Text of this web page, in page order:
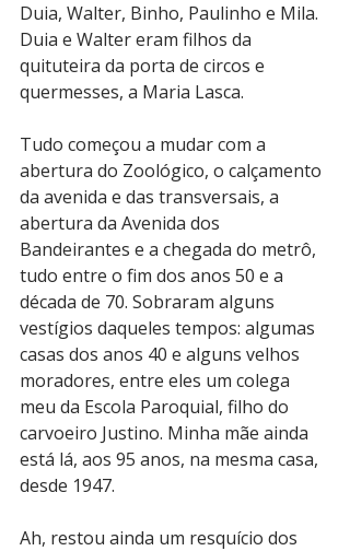
Duia, Walter, Binho, Paulinho e Mila.
Duia e Walter eram filhos da
quituteira da porta de circos e
quermesses, a Maria Lasca.
Tudo começou a mudar com a
abertura do Zoológico, o calçamento
da avenida e das transversais, a
abertura da Avenida dos
Bandeirantes e a chegada do metrô,
tudo entre o fim dos anos 50 e a
década de 70. Sobraram alguns
vestígios daqueles tempos: algumas
casas dos anos 40 e alguns velhos
moradores, entre eles um colega
meu da Escola Paroquial, filho do
carvoeiro Justino. Minha mãe ainda
está lá, aos 95 anos, na mesma casa,
desde 1947.
Ah, restou ainda um resquício dos